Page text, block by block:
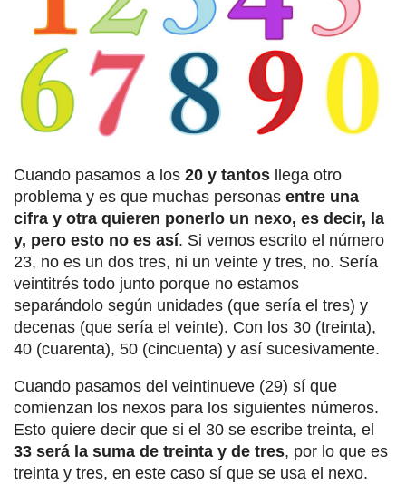
Cuando pasamos a los 20 y tantos llega otro
problema y es que muchas personas entre una
cifra y otra quieren ponerlo un nexo, es decir, la
y, pero esto no es así. Si vemos escrito el número
23, no es un dos tres, ni un veinte y tres, no. Sería
veintitrés todo junto porque no estamos
separándolo según unidades (que sería el tres) y
decenas (que sería el veinte). Con los 30 (treinta),
40 (cuarenta), 50 (cincuenta) y así sucesivamente.
Cuando pasamos del veintinueve (29) sí que
comienzan los nexos para los siguientes números.
Esto quiere decir que si el 30 se escribe treinta, el
33 será la suma de treinta y de tres, por lo que es
treinta y tres, en este caso sí que se usa el nexo.